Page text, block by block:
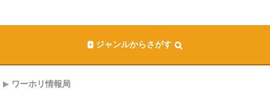
ジャンルからさがす
ワーホリ情報局